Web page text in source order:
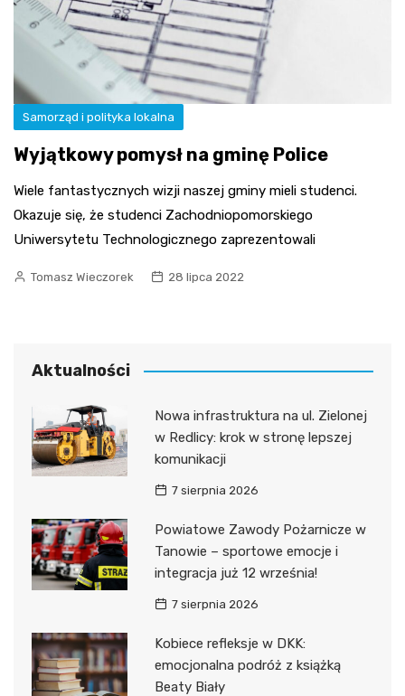
Samorząd i polityka lokalna
Wyjątkowy pomysł na gminę Police
Wiele fantastycznych wizji naszej gminy mieli studenci.
Okazuje się, że studenci Zachodniopomorskiego
Uniwersytetu Technologicznego zaprezentowali
Tomasz Wieczorek 28 lipca 2022
Aktualności
Nowa infrastruktura na ul. Zielonej
w Redlicy: krok w stronę lepszej
komunikacji
7 sierpnia 2026
Powiatowe Zawody Pożarnicze w
Tanowie – sportowe emocje i
integracja już 12 września!
7 sierpnia 2026
Kobiece refleksje w DKK:
emocjonalna podróż z książką
Beaty Biały